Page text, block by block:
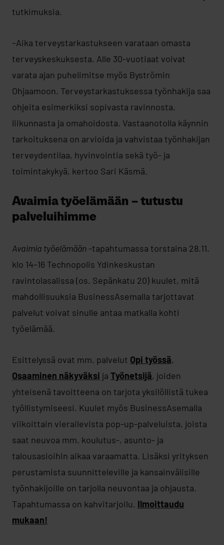
tutkimuksia.
–Aika terveystarkastukseen varataan omasta
terveyskeskuksesta. Alle 30-vuotiaat voivat
varata ajan puhelimitse myös Byströmin
Ohjaamoon. Terveystarkastuksessa työnhakija saa
ohjeita esimerkiksi sopivasta ravinnosta,
liikunnasta ja omahoidosta. Vastaanotolla käynnin
tarkoituksena on arvioida ja vahvistaa työnhakijan
terveydentilaa, hyvinvointia sekä työ- ja
toimintakykyä, kertoo Sari Käsmä.
Avaimia työelämään – tutustu
palveluihimme
Avaimia työelämään -tapahtumassa torstaina 28.11.
klo 14–16 Technopolis Ydinkeskustan
ravintolasalissa (os. Sepänkatu 20) kuulet, mitä
mahdollisuuksia BusinessAsemalla tarjottavat
palvelut voivat sinulle antaa matkalla kohti
työelämää.
Esittelyssä ovat mm. palvelut Opi työssä,
Osaaminen näkyväksi ja Työnetsijä, joiden
yhteisenä tavoitteena on tarjota yksilöllistä tukea
työllistymiseesi. Kuulet myös BusinessAsemalla
viikoittain vierailevista pop-up-palveluista, joista
saat neuvoa mm. koulutus-, asunto- ja
talousasioihin aikaa varaamatta. Lisäksi yrityksen
perustamista suunnitteleville ja kansainvälisille
työnhakijoille on tarjolla neuvontaa ja ohjausta.
Tapahtumassa on kahvitarjoilu. Ilmoittaudu
mukaan!